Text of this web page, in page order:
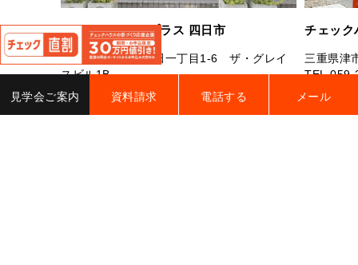
チェックハウスプラス 四日市
三重県四日市市芝田一丁目1-6 ザ・グレイ
スビル1B
TEL.
059-327-7181
FAX.059-327-7182
営業時間：10：00～19：00 定休日：水曜
チェック
三重県津
TEL.059-
営業時間
見学会ご案内 資料請求 電話する メール